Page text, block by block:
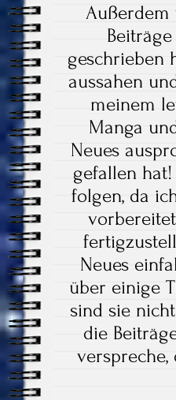
geschrieben
aussahen
meinem
Manga
Neues
gefallen
folgen, da
Neues
über einige
sind sie
die
verspreche,